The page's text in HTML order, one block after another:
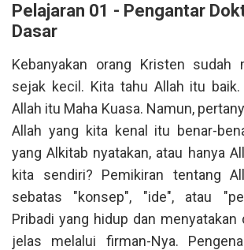
Pelajaran 01 - Pengantar
Dasar
Kebanyakan orang Kristen sudah
sejak kecil. Kita tahu Allah itu
Allah itu Maha Kuasa. Namun,
Allah yang kita kenal itu benar-
yang Alkitab nyatakan, atau hanya
kita sendiri? Pemikiran tentang
sebatas "konsep", "ide", atau
Pribadi yang hidup dan menyatakan
jelas melalui firman-Nya.